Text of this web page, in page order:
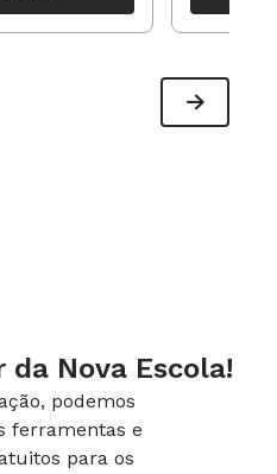
Nova Escola!
podemos
ferramentas e
para os